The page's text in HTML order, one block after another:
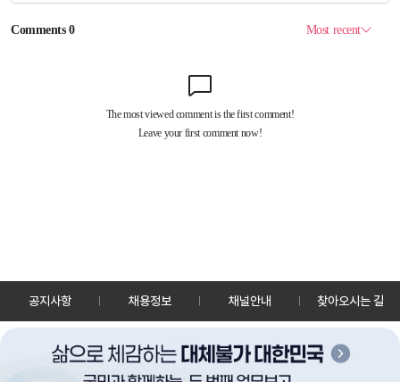
공지사항 채용정보 채널안내 찾아오시는 길
30128 세종특별자치시 정부2청사로 13 한국정책방송원 KTV
TEL: 044-204-8000
Copyrightⓒ KTV 국민방송 All Rights Reserved.